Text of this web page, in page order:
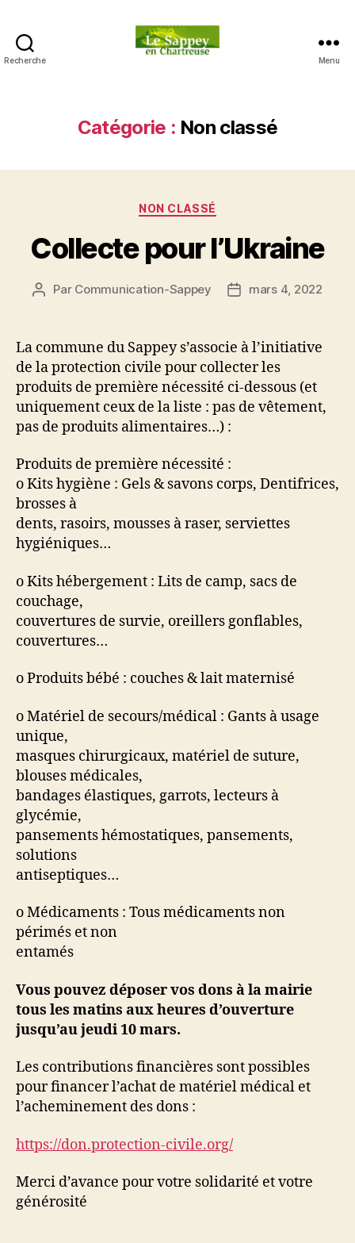
Recherche
en
Chartreuse
Menu
Catégorie : Non classé
Catégories
NON CLASSÉ
Collecte pour l’Ukraine
Auteur
Par Communication-Sappey
Datemars 4, 2022
La commune du Sappey s’associe à l’initiative
de la protection civile pour collecter les
produits de première nécessité ci-dessous (et
uniquement ceux de la liste : pas de vêtement,
pas de produits alimentaires…) :
Produits de première nécessité :
o Kits hygiène : Gels & savons corps, Dentifrices,
brosses à
dents, rasoirs, mousses à raser, serviettes
hygiéniques…
o Kits hébergement : Lits de camp, sacs de
couchage,
couvertures de survie, oreillers gonflables,
couvertures…
o Produits bébé : couches & lait maternisé
o Matériel de secours/médical : Gants à usage
unique,
masques chirurgicaux, matériel de suture,
blouses médicales,
bandages élastiques, garrots, lecteurs à
glycémie,
pansements hémostatiques, pansements,
solutions
antiseptiques…
o Médicaments : Tous médicaments non
périmés et non
entamés
Vous pouvez déposer vos dons à la mairie
tous les matins aux heures d’ouverture
jusqu’au jeudi 10 mars.
Les contributions financières sont possibles
pour financer l’achat de matériel médical et
l’acheminement des dons :
https://don.protection-civile.org/
Merci d’avance pour votre solidarité et votre
générosité